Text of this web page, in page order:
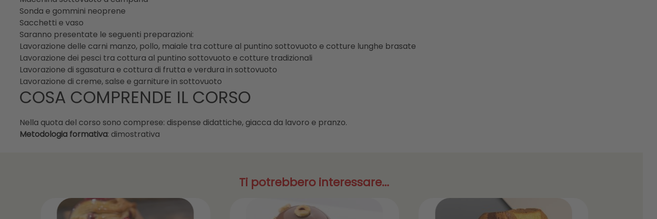
Sonda e gommini neoprene
Sacchetti e vaso
Saranno presentate le seguenti preparazioni:
Lavorazione delle carni manzo, pollo, maiale tra cotture al puntino sottovuoto e cotture lunghe brasate
Lavorazione dei pesci tra cottura al puntino sottovuoto e cotture tradizionali
Lavorazione di sgasatura e cottura di frutta e verdura in sottovuoto
Lavorazione di creme, salse e garniture in sottovuoto
COSA COMPRENDE IL CORSO
Nella quota del corso sono comprese: dispense didattiche, giacca da lavoro e pranzo.
Metodologia formativa: dimostrativa
Ti potrebbero interessare...